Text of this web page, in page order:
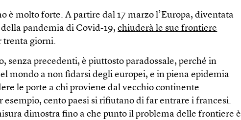
è molto forte. A partire dal 17 marzo l’Europa, diventata
della pandemia di Covid-19,chiuderà le sue frontiere
trenta giorni.
senza precedenti, è piuttosto paradossale, perché in
mondo a non fidarsi degli europei, e in piena epidemia
le porte a chi proviene dal vecchio continente.
esempio, cento paesi si rifiutano di far entrare i francesi.
dimostra fino a che punto il problema delle frontiere è